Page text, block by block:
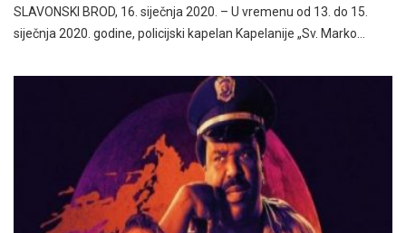
SLAVONSKI BROD, 16. siječnja 2020. – U vremenu od 13. do 15.
siječnja 2020. godine, policijski kapelan Kapelanije „Sv. Marko…